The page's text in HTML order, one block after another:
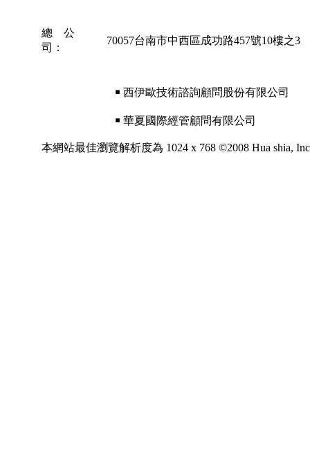
總 公
司：
70057台南市中西區成功路457號10樓之3
￭ 西伊歐技術諮詢顧問股份有限公司
￭ 華夏國際經管顧問有限公司
本網站最佳瀏覽解析度為 1024 x 768 ©2008 Hua shia,